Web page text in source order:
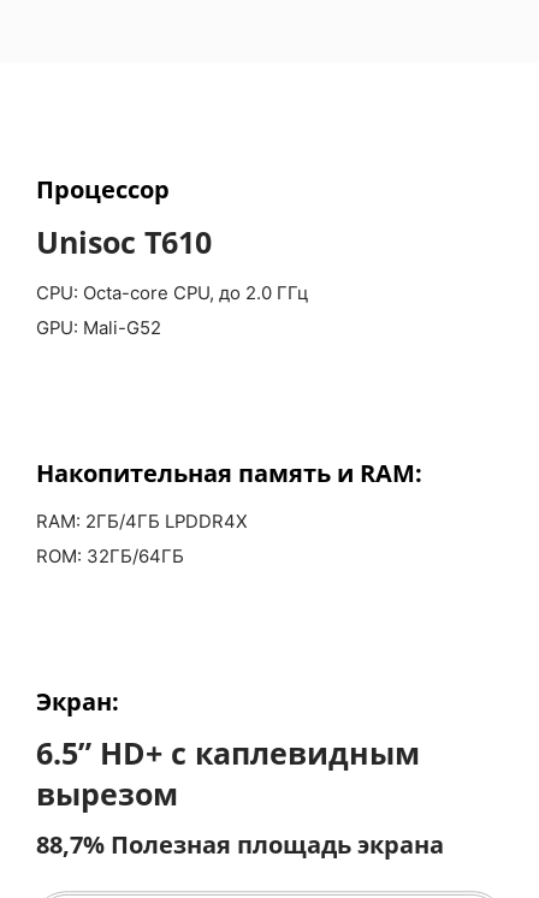
Процессор
Unisoc T610
CPU: Octa-core CPU, до 2.0 ГГц
GPU: Mali-G52
Накопительная память и RAM:
RAM: 2ГБ/4ГБ LPDDR4X
ROM: 32ГБ/64ГБ
Экран:
6.5” HD+ с каплевидным
вырезом
88,7% Полезная площадь экрана